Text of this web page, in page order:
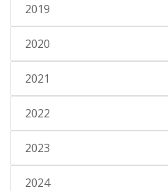
2019
2020
2021
2022
2023
2024